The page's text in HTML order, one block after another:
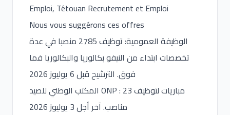
Emploi, Tétouan Recrutement et Emploi
Nous vous suggérons ces offres
الوظيفة العمومية: توظيف 2785 منصبا في عدة
تخصصات ابتداء من النيفو بكالوريا والبكالوريا فما
فوق. الترشيح قبل 6 يوليوز 2026
المكتب الوطني للصيد ONP : مباريات لتوظيف 23
مناصب. آخر أجل 3 يوليوز 2026